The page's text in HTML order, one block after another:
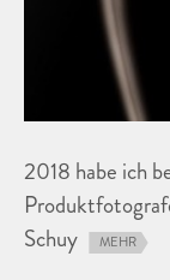
2018 habe ich
Schuy
MEHR